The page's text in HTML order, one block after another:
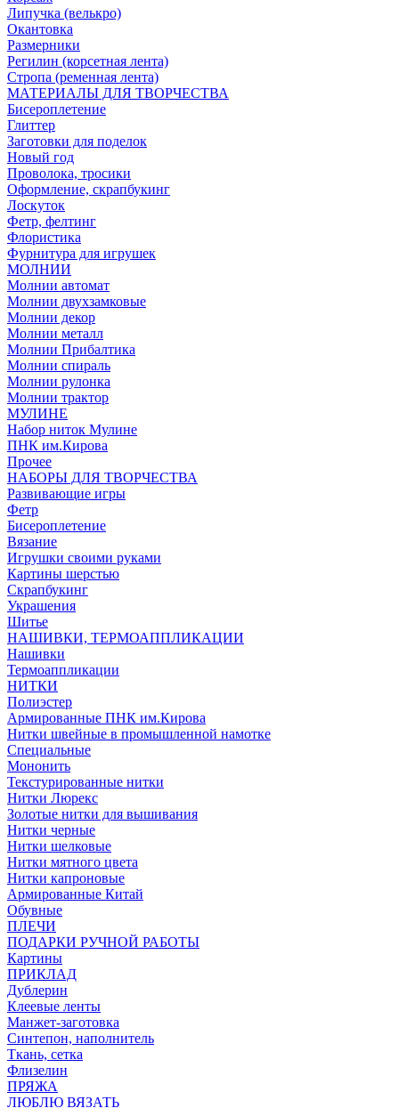
Липучка (велькро)
Окантовка
Размерники
Регилин (корсетная лента)
Стропа (ременная лента)
МАТЕРИАЛЫ ДЛЯ ТВОРЧЕСТВА
Бисероплетение
Глиттер
Заготовки для поделок
Новый год
Проволока, тросики
Оформление, скрапбукинг
Лоскуток
Фетр, фелтинг
Флористика
Фурнитура для игрушек
МОЛНИИ
Молнии автомат
Молнии двухзамковые
Молнии декор
Молнии металл
Молнии Прибалтика
Молнии спираль
Молнии рулонка
Молнии трактор
МУЛИНЕ
Набор ниток Мулине
ПНК им.Кирова
Прочее
НАБОРЫ ДЛЯ ТВОРЧЕСТВА
Развивающие игры
Фетр
Бисероплетение
Вязание
Игрушки своими руками
Картины шерстью
Скрапбукинг
Украшения
Шитье
НАШИВКИ, ТЕРМОАППЛИКАЦИИ
Нашивки
Термоаппликации
НИТКИ
Полиэстер
Армированные ПНК им.Кирова
Нитки швейные в промышленной намотке
Специальные
Мононить
Текстурированные нитки
Нитки Люрекс
Золотые нитки для вышивания
Нитки черные
Нитки шелковые
Нитки мятного цвета
Нитки капроновые
Армированные Китай
Обувные
ПЛЕЧИ
ПОДАРКИ РУЧНОЙ РАБОТЫ
Картины
ПРИКЛАД
Дублерин
Клеевые ленты
Манжет-заготовка
Синтепон, наполнитель
Ткань, сетка
Флизелин
ПРЯЖА
ЛЮБЛЮ ВЯЗАТЬ